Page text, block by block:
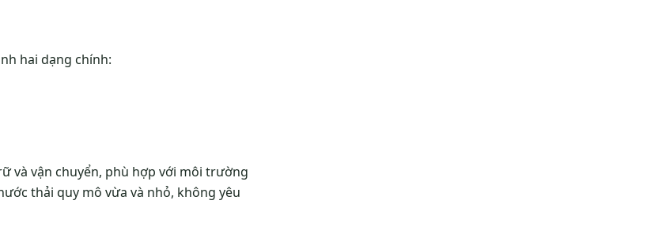
hai dạng chính:
và vận chuyển, phù hợp với môi trường
thải quy mô vừa và nhỏ, không yêu